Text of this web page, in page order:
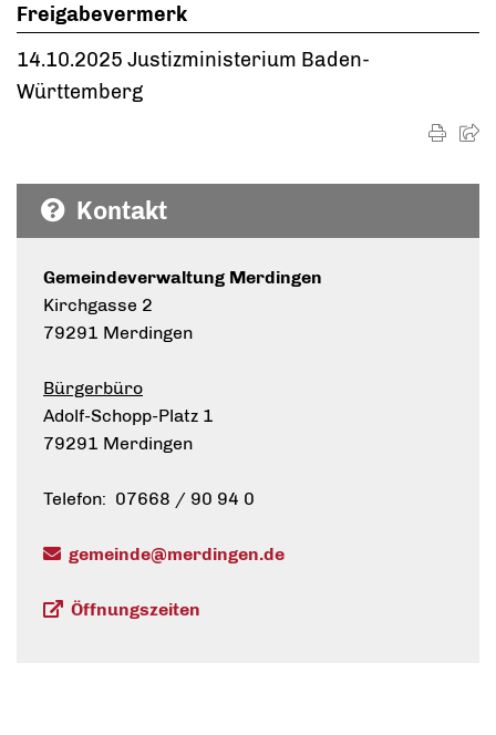
Freigabevermerk
14.10.2025 Justizministerium Baden-
Württemberg
Kontakt
Gemeindeverwaltung Merdingen
Kirchgasse 2
79291 Merdingen
Bürgerbüro
Adolf-Schopp-Platz 1
79291 Merdingen
Telefon: 07668 / 90 94 0
gemeinde@merdingen.de
Öffnungszeiten